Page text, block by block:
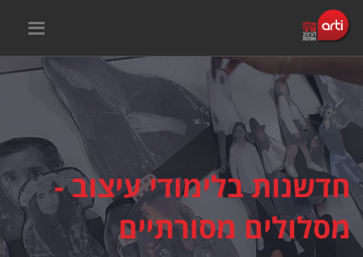
חדשנות בלימודי עיצוב -
מסלולים מסורתיים